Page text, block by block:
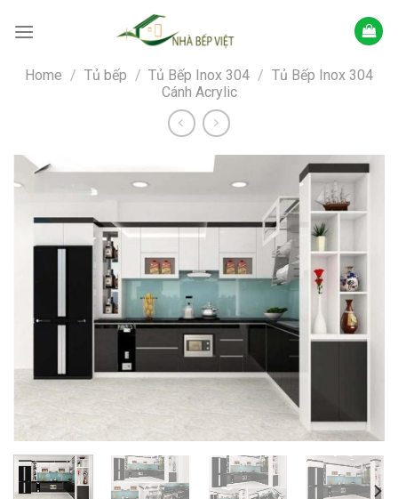
Home / Tủ bếp / Tủ Bếp Inox 304 / Tủ Bếp Inox 304
Cánh Acrylic